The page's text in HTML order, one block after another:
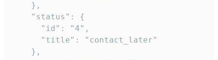
    },
    "status": {
      "id": "4",
      "title": "contact_later"
    },